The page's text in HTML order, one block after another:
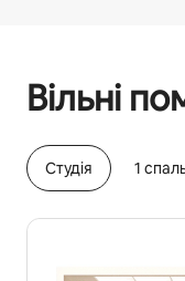
Вільні
Cтудія 1